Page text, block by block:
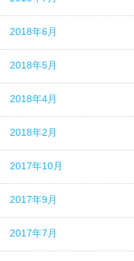
2018年6月
2018年5月
2018年4月
2018年2月
2017年10月
2017年9月
2017年7月